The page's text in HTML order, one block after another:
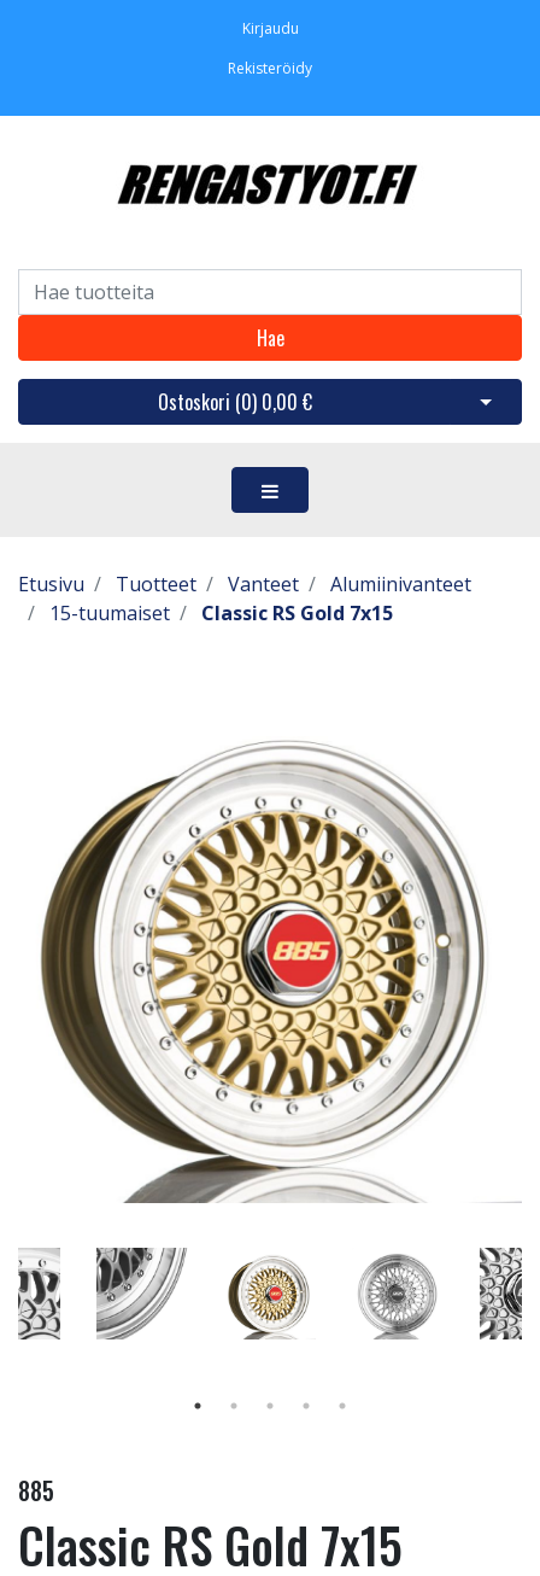
Kirjaudu
Rekisteröidy
Hae
Ostoskori (0) 0,00 € Avaa
Etusivu Tuotteet Vanteet
Alumiinivanteet
15-tuumaiset
Classic RS Gold 7x15
885
Classic RS Gold 7x15